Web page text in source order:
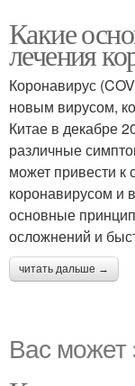
Какие
лечения
Коронавирус
новым вирусом,
Китае в декабре
различные
может привести к
коронавирусом и
основные
осложнений и
читать дальше →
Вас может